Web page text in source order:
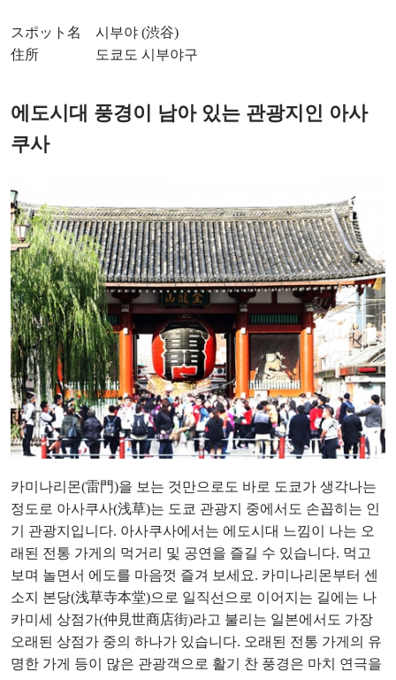
スポット名 시부야 (渋谷)
住所 도쿄도 시부야구
에도시대 풍경이 남아 있는 관광지인 아사
쿠사
카미나리몬(雷門)을 보는 것만으로도 바로 도쿄가 생각나는
정도로 아사쿠사(浅草)는 도쿄 관광지 중에서도 손꼽히는 인
기 관광지입니다. 아사쿠사에서는 에도시대 느낌이 나는 오
래된 전통 가게의 먹거리 및 공연을 즐길 수 있습니다. 먹고
보며 놀면서 에도를 마음껏 즐겨 보세요. 카미나리몬부터 센
소지 본당(浅草寺本堂)으로 일직선으로 이어지는 길에는 나
카미세 상점가(仲見世商店街)라고 불리는 일본에서도 가장
오래된 상점가 중의 하나가 있습니다. 오래된 전통 가게의 유
명한 가게 등이 많은 관광객으로 활기 찬 풍경은 마치 연극을